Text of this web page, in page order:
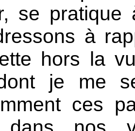
se pratique
à
hors la
je me
ces